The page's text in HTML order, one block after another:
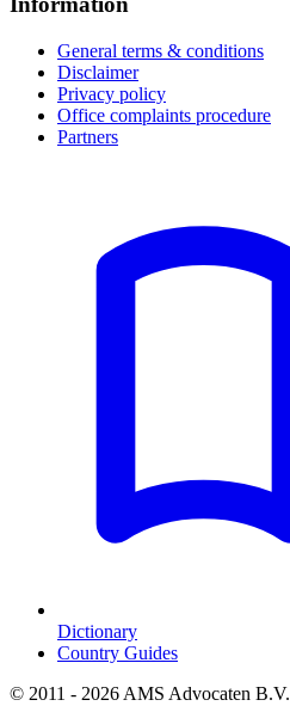
General terms & conditions
Disclaimer
Privacy policy
Office complaints procedure
Partners
Dictionary
Country Guides
© 2011 - 2026 AMS Advocaten B.V.